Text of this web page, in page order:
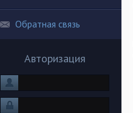
Обратная связь
Авторизация